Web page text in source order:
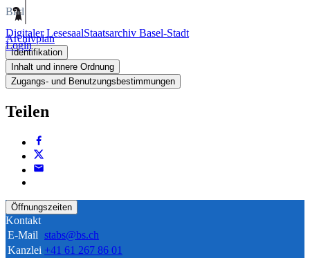
Digitaler LesesaalStaatsarchiv Basel-Stadt
Login
Bild
Archivplan
Identifikation
Inhalt und innere Ordnung
Zugangs- und Benutzungsbestimmungen
Teilen
Öffnungszeiten
Kontakt
E-Mail stabs@bs.ch
Kanzlei +41 61 267 86 01